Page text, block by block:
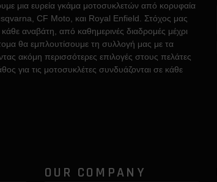
μια ευρεία γκάμα μοτοσυκλετών από κορυφαία
CF Moto, και Royal Enfield. Στόχος μας
κάθε αναβάτη, από καθημερινές διαδρομές μέχρι
θα εμπλουτίσουμε τη συλλογή μας με τα
ακόμη περισσότερες επιλογές στους πελάτες
για τις μοτοσυκλέτες συνδυάζονται σε κάθε
OUR COMPANY